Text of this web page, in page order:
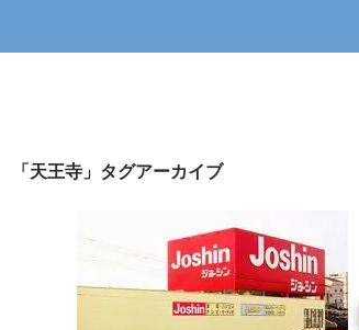
「天王寺」タグアーカイブ